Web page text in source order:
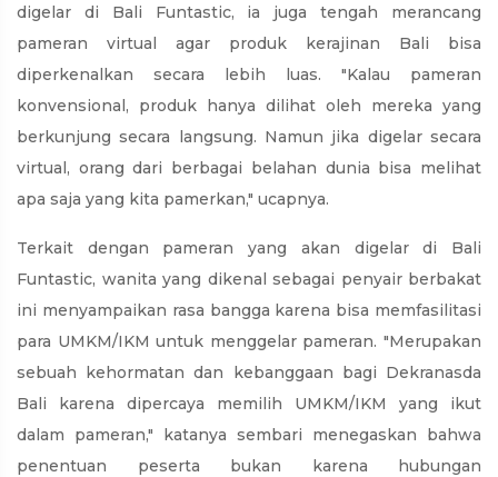
digelar di Bali Funtastic, ia juga tengah merancang
pameran virtual agar produk kerajinan Bali bisa
diperkenalkan secara lebih luas. "Kalau pameran
konvensional, produk hanya dilihat oleh mereka yang
berkunjung secara langsung. Namun jika digelar secara
virtual, orang dari berbagai belahan dunia bisa melihat
apa saja yang kita pamerkan," ucapnya.
Terkait dengan pameran yang akan digelar di Bali
Funtastic, wanita yang dikenal sebagai penyair berbakat
ini menyampaikan rasa bangga karena bisa memfasilitasi
para UMKM/IKM untuk menggelar pameran. "Merupakan
sebuah kehormatan dan kebanggaan bagi Dekranasda
Bali karena dipercaya memilih UMKM/IKM yang ikut
dalam pameran," katanya sembari menegaskan bahwa
penentuan peserta bukan karena hubungan